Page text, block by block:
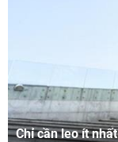
Chỉ cần leo ít